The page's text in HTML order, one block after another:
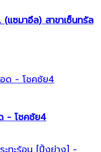
แซมาอึล) สาขาเซ็นทรัล
- โชคชัย4